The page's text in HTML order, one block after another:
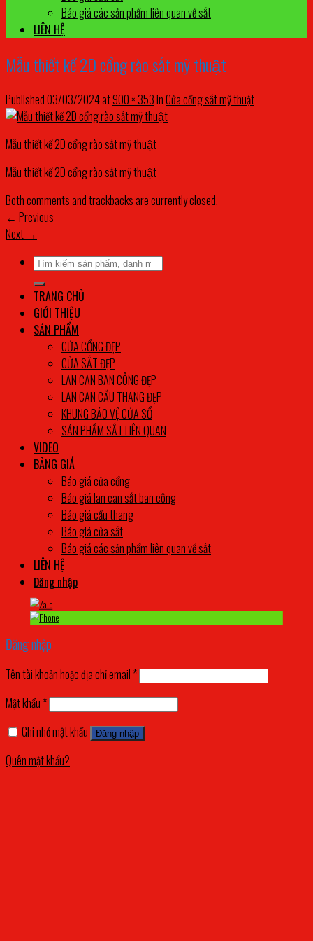
Báo giá các sản phẩm liên quan về sắt
LIÊN HỆ
Mẫu thiết kế 2D cổng rào sắt mỹ thuật
Published03/03/2024at900 × 353inCửa cổng sắt mỹ thuật
Mẫu thiết kế 2D cổng rào sắt mỹ thuật
Mẫu thiết kế 2D cổng rào sắt mỹ thuật
Both comments and trackbacks are currently closed.
← Previous
Next →
Tìm
kiếm:
TRANG CHỦ
GIỚI THIỆU
SẢN PHẨM
CỬA CỔNG ĐẸP
CỬA SẮT ĐẸP
LAN CAN BAN CÔNG ĐẸP
LAN CAN CẦU THANG ĐẸP
KHUNG BẢO VỆ CỬA SỔ
SẢN PHẨM SẮT LIÊN QUAN
VIDEO
BẢNG GIÁ
Báo giá cửa cổng
Báo giá lan can sắt ban công
Báo giá cầu thang
Báo giá cửa sắt
Báo giá các sản phẩm liên quan về sắt
LIÊN HỆ
Đăng nhập
Đăng nhập
Tên tài khoản hoặc địa chỉ email *
Mật khẩu *
Ghi nhớ mật khẩu
Đăng nhập
Quên mật khẩu?